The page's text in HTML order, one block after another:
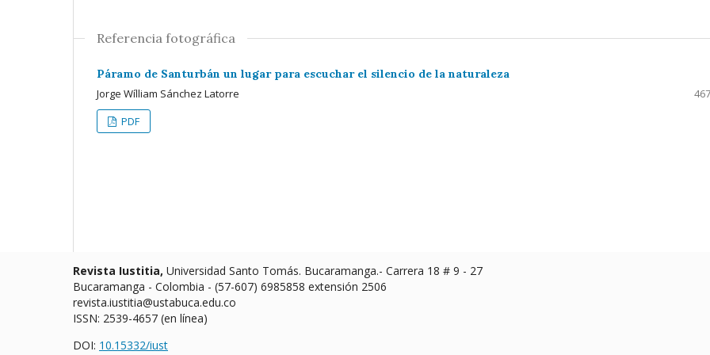
Referencia fotográfica
Páramo de Santurbán un lugar para escuchar el silencio de la naturaleza
Jorge Wílliam Sánchez Latorre
PDF
Revista Iustitia, Universidad Santo Tomás. Bucaramanga.- Carrera 18 # 9 - 27
Bucaramanga - Colombia - (57-607) 6985858 extensión 2506
revista.iustitia@ustabuca.edu.co
ISSN: 2539-4657 (en línea)
DOI: 10.15332/iust